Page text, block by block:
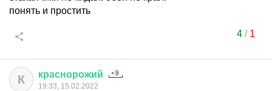
понять и простить
4/ 1
К краснорожий
19:33, 15.02.2022